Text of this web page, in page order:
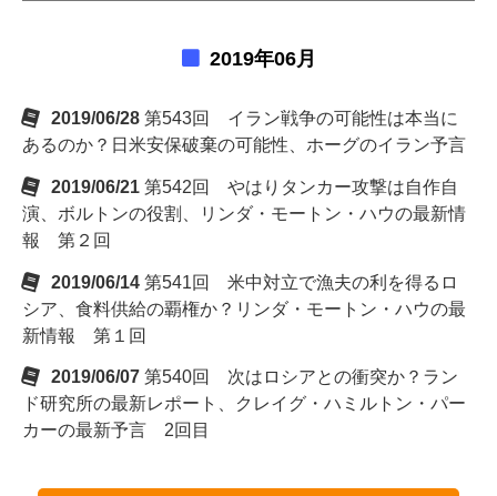
2019年06月
2019/06/28 第543回 イラン戦争の可能性は本当に
あるのか？日米安保破棄の可能性、ホーグのイラン予言
2019/06/21 第542回 やはりタンカー攻撃は自作自
演、ボルトンの役割、リンダ・モートン・ハウの最新情
報 第２回
2019/06/14 第541回 米中対立で漁夫の利を得るロ
シア、食料供給の覇権か？リンダ・モートン・ハウの最
新情報 第１回
2019/06/07 第540回 次はロシアとの衝突か？ラン
ド研究所の最新レポート、クレイグ・ハミルトン・パー
カーの最新予言 2回目